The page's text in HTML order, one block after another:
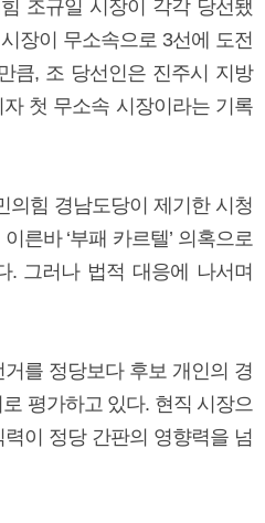
조규일 시장이 각각 당선됐
장이 무소속으로 3선에 도전
큼, 조 당선인은 진주시 지방
첫 무소속 시장이라는 기록
의힘 경남도당이 제기한 시청
른바 ‘부패 카르텔’ 의혹으로
. 그러나 법적 대응에 나서며
를 정당보다 후보 개인의 경
평가하고 있다. 현직 시장으
이 정당 간판의 영향력을 넘